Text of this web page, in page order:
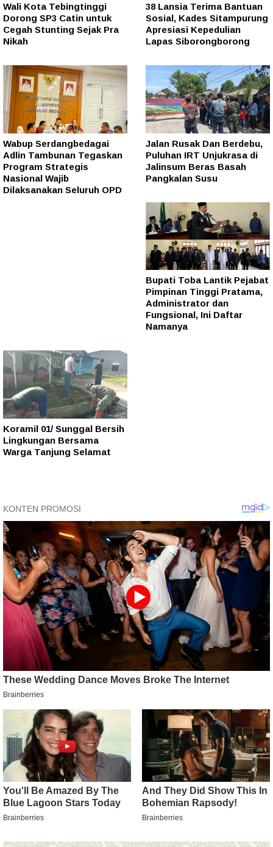
Wali Kota Tebingtinggi
Dorong SP3 Catin untuk
Cegah Stunting Sejak Pra
Nikah
38 Lansia Terima Bantuan
Sosial, Kades Sitampurung
Apresiasi Kepedulian
Lapas Siborongborong
Wabup Serdangbedagai
Adlin Tambunan Tegaskan
Program Strategis
Nasional Wajib
Dilaksanakan Seluruh OPD
Jalan Rusak Dan Berdebu,
Puluhan IRT Unjukrasa di
Jalinsum Beras Basah
Pangkalan Susu
Bupati Toba Lantik Pejabat
Pimpinan Tinggi Pratama,
Administrator dan
Fungsional, Ini Daftar
Namanya
Koramil 01/ Sunggal Bersih
Lingkungan Bersama
Warga Tanjung Selamat